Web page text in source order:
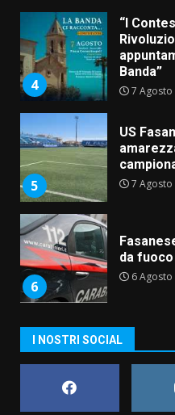
4
Banda”
7 Agosto
5
US
7 Agosto
6
6 Agosto
7
Comune
6
La
I NOSTRI SOCIAL